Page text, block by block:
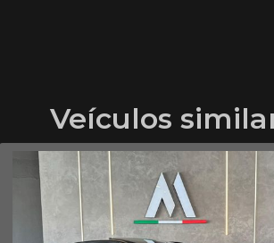
Veículos